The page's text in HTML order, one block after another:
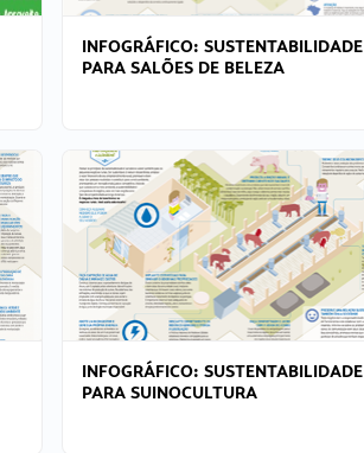
INFOGRÁFICO: SUSTENTABILIDADE
PARA SALÕES DE BELEZA
INFOGRÁFICO: SUSTENTABILIDADE
PARA SUINOCULTURA